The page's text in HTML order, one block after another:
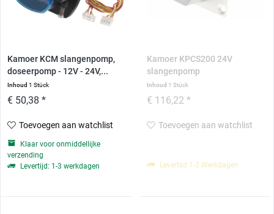
Kamoer KCM slangenpomp,
doseerpomp - 12V - 24V,...
Inhoud1 Stück
€ 50,38 *
Toevoegen aan watchlist
Klaar voor onmiddellijke
verzending
Levertijd: 1-3 werkdagen
Kamoer KPCS200 24V
slangenpomp
Inhoud 1 Stück
€ 116,22 *
Toevoegen aan watchlist
Levertijd 1-3 Werkdagen